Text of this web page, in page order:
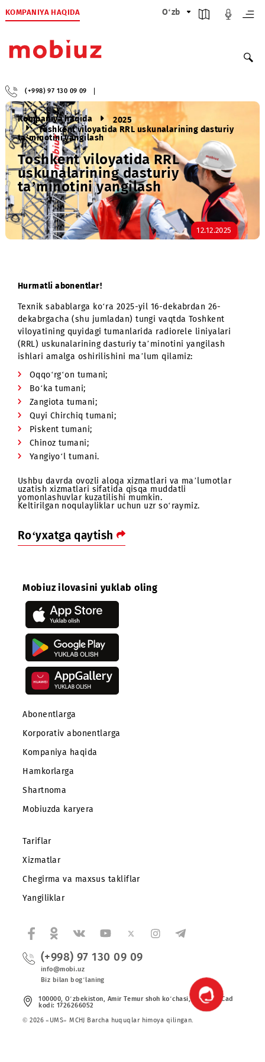
KOMPANIYA HAQIDA O‘zb
(+998) 97 130 09 09
Kompaniya haqida
2025
Toshkent viloyatida RRL uskunalarining dasturiy
taʼminotini yangilash
Toshkent viloyatida RRL
uskunalarining dasturiy
taʼminotini yangilash
Hurmatli abonentlar!
Texnik sabablarga ko‘ra 2025-yil 16-dekabrdan 26-
dekabrgacha (shu jumladan) tungi vaqtda Toshkent
viloyatining quyidagi tumanlarida radiorele liniyalari
(RRL) uskunalarining dasturiy taʼminotini yangilash
ishlari amalga oshirilishini maʼlum qilamiz:
Oqqo‘rg‘on tumani;
Bo‘ka tumani;
Zangiota tumani;
Quyi Chirchiq tumani;
Piskent tumani;
Chinoz tumani;
Yangiyo‘l tumani.
Ushbu davrda ovozli aloqa xizmatlari va maʼlumotlar
uzatish xizmatlari sifatida qisqa muddatli
Ro‘yxatga qaytish
Mobiuz ilovasini yuklab oling
Abonentlarga
Korporativ abonentlarga
Kompaniya haqida
Hamkorlarga
Shartnoma
Mobiuzda karyera
Tariflar
Xizmatlar
Chegirma va maxsus takliflar
Yangiliklar